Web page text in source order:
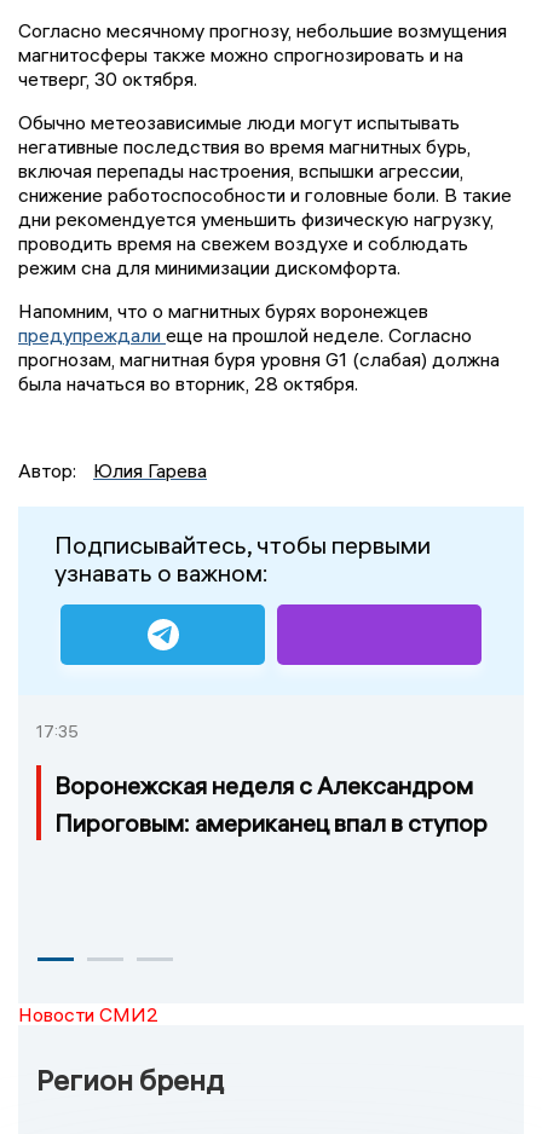
Согласно месячному прогнозу, небольшие возмущения
магнитосферы также можно спрогнозировать и на
четверг, 30 октября.
Обычно метеозависимые люди могут испытывать
негативные последствия во время магнитных бурь,
включая перепады настроения, вспышки агрессии,
снижение работоспособности и головные боли. В такие
дни рекомендуется уменьшить физическую нагрузку,
проводить время на свежем воздухе и соблюдать
режим сна для минимизации дискомфорта.
Напомним, что о магнитных бурях воронежцев
предупреждали еще на прошлой неделе. Согласно
прогнозам, магнитная буря уровня G1 (слабая) должна
была начаться во вторник, 28 октября.
Автор: Юлия Гарева
Подписывайтесь, чтобы первыми
узнавать о важном:
17:35
Воронежская неделя с Александром
Пироговым: американец впал в ступор
Новости СМИ2
Регион бренд